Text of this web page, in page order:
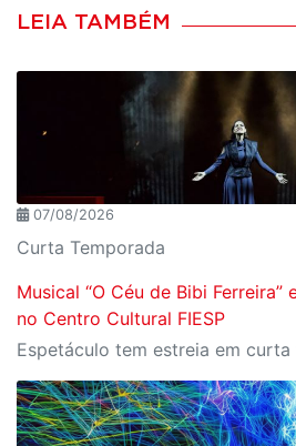
LEIA TAMBÉM
07/08/2026
Curta Temporada
Musical “O Céu de Bibi Ferreira”
no Centro Cultural FIESP